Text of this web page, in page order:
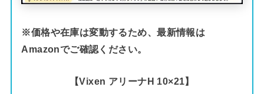
※価格や在庫は変動するため、最新情報は
Amazonでご確認ください。
【Vixen アリーナH 10×21】